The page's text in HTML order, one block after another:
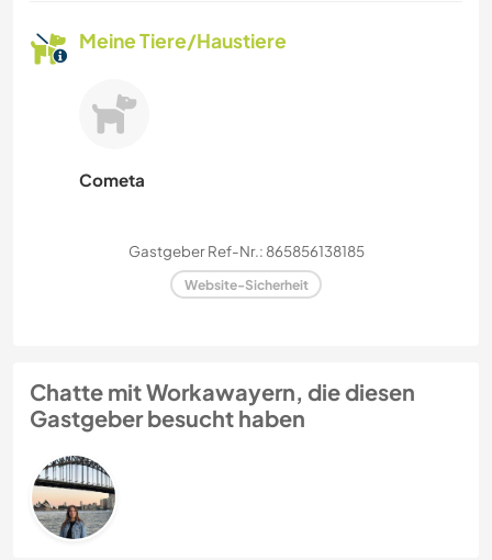
Meine Tiere/Haustiere
Cometa
Gastgeber Ref-Nr.: 865856138185
Website-Sicherheit
Chatte mit Workawayern, die diesen
Gastgeber besucht haben